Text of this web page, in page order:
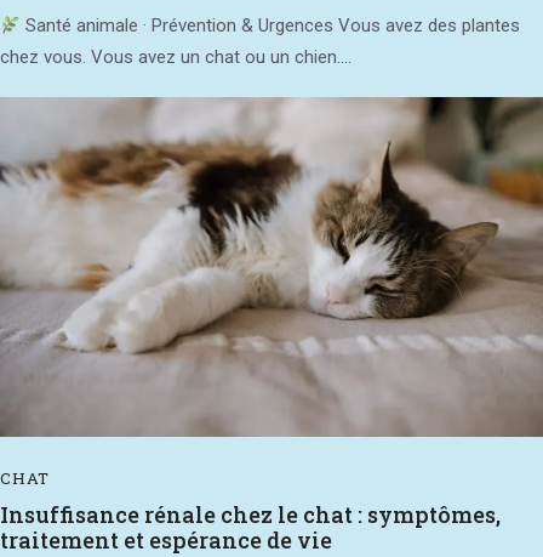
Santé animale · Prévention & Urgences Vous avez des plantes
chez vous. Vous avez un chat ou un chien....
CHAT
Insuffisance rénale chez le chat : symptômes,
traitement et espérance de vie